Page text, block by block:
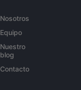
Nosotros
Equipo
Nuestro
blog
Contacto